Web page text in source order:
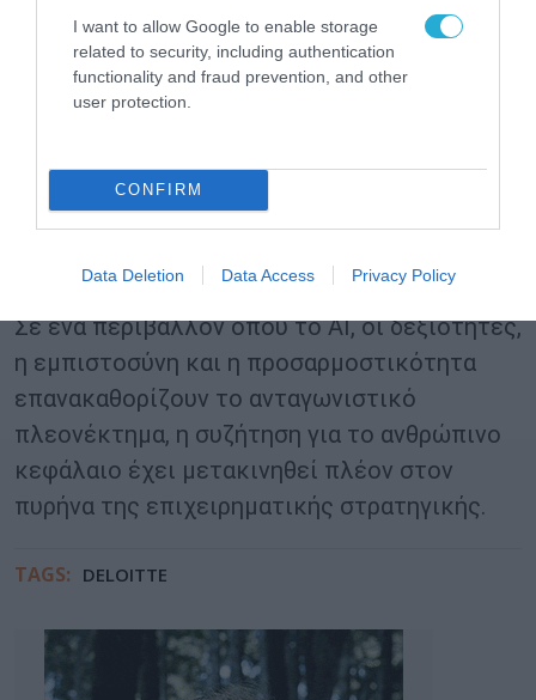
I want to allow Google to enable storage
related to security, including authentication
functionality and fraud prevention, and other
user protection.
CONFIRM
Data Deletion Data Access Privacy Policy
και ανθρώπου δεν είναι απλώς ηθική
επιλογή· είναι στρατηγική αναγκαιότητα.
Μέσα από το2026 Human Capital Trends
ρόλο της ως στρατηγικός σύμβουλος των
επιχειρήσεων και των οργανισμών στην
διαμορφώσουν τη νέα εποχή της εργασίας.
Σε ένα περιβάλλον όπου το AI, οι δεξιότητες,
η εμπιστοσύνη και η προσαρμοστικότητα
επανακαθορίζουν το ανταγωνιστικό
πλεονέκτημα, η συζήτηση για το ανθρώπινο
κεφάλαιο έχει μετακινηθεί πλέον στον
πυρήνα της επιχειρηματικής στρατηγικής.
TAGS: DELOITTE